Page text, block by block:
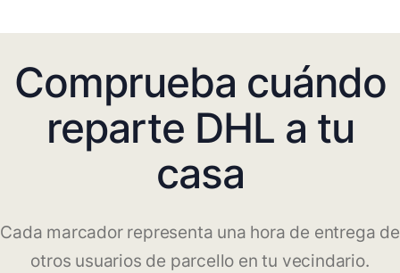
Comprueba cuándo
reparte DHL a tu
casa
Cada marcador representa una hora de entrega de
otros usuarios de parcello en tu vecindario.